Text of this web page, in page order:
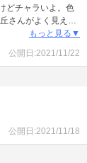
どチャラいよ。色
さんがよく見えて
た方が幸せかも
る。
もっと見る▼
公開日:2021/11/22
公開日:2021/11/18